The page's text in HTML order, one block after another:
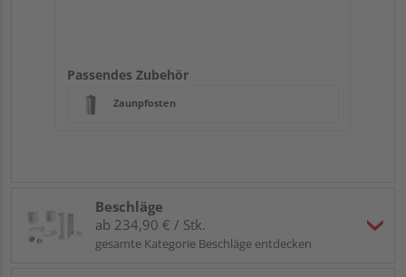
Passendes Zubehör
Zaunpfosten
Beschläge
ab 234,90 € / Stk.
gesamte Kategorie Beschläge entdecken